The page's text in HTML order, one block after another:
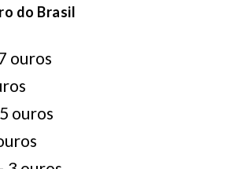
do Brasil
ouros
ouros